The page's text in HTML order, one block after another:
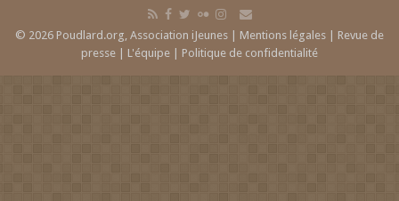
© 2026 Poudlard.org, Association iJeunes | Mentions légales | Revue de
presse | L'équipe | Politique de confidentialité